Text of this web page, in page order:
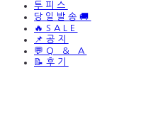
투피스
당일발송🚚
🔥SALE
📌공지
💬Q & A
📝후기